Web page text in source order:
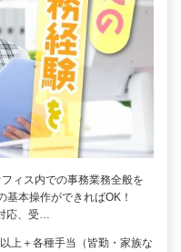
ィス内での事務業務全般を
本操作ができればOK！
応、受…
上＋各種手当（皆勤・家族な